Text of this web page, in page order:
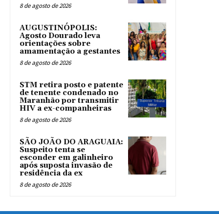
8 de agosto de 2026
AUGUSTINÓPOLIS:
Agosto Dourado leva
orientações sobre
amamentação a gestantes
8 de agosto de 2026
STM retira posto e patente
de tenente condenado no
Maranhão por transmitir
HIV a ex-companheiras
8 de agosto de 2026
SÃO JOÃO DO ARAGUAIA:
Suspeito tenta se
esconder em galinheiro
após suposta invasão de
residência da ex
8 de agosto de 2026